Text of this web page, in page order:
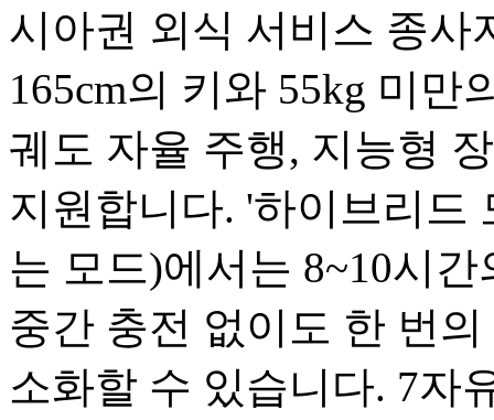
시아권 외식 서비스 종사
165cm의 키와 55kg 미만
궤도 자율 주행, 지능형
지원합니다. '하이브리드
는 모드)에서는 8~10시
중간 충전 없이도 한 번
소화할 수 있습니다. 7자